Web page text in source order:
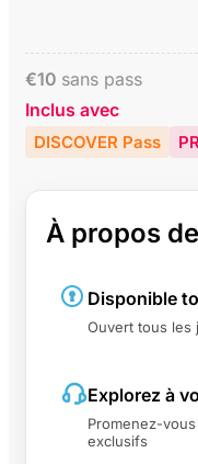
€10 sans pass
Inclus avec
DISCOVER Pass
À propos
Disponible
Ouvert tous les
Explorez à
Promenez-
exclusifs